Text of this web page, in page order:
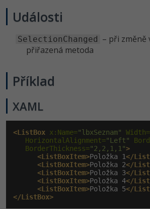
Události
SelectionChanged – při změně
přiřazená metoda
Příklad
XAML
<ListBox x:Name="lbxSeznam" Width=
   HorizontalAlignment=
"Left"
   BorderThickness=
"2,2,1,1">
<ListBoxItem>Položka 1</
<ListBoxItem>Položka 2</
<ListBoxItem>Položka 3</
<ListBoxItem>Položka 4</
<ListBoxItem>Položka 5</
</ListBox>